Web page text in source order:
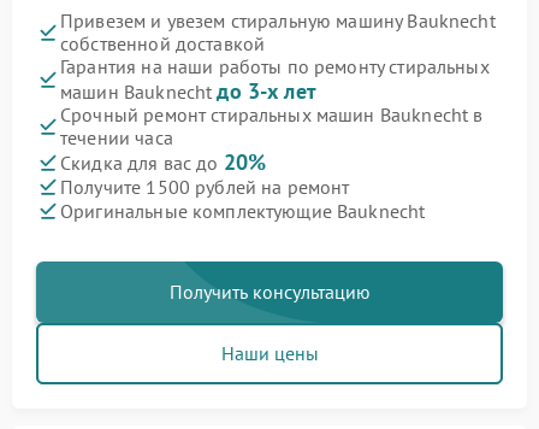
Привезем и увезем стиральную машину Bauknecht
собственной доставкой
Гарантия на наши работы по ремонту стиральных
машин Bauknechtдо 3-х лет
Срочный ремонт стиральных машин Bauknecht в
течении часа
Скидка для вас до 20%
Получите 1500 рублей на ремонт
Оригинальные комплектующие Bauknecht
Получить консультацию
Наши цены